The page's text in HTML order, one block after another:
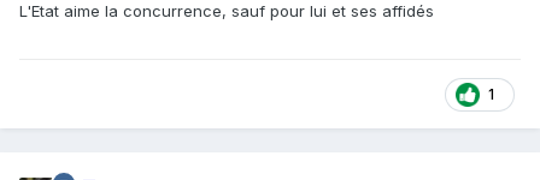
L'Etat aime la concurrence, sauf pour lui et ses affidés
1